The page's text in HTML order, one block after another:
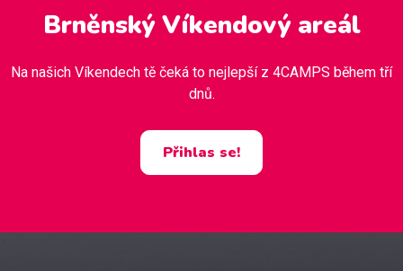
Brněnský Víkendový areál
Na našich Víkendech tě čeká to nejlepší z 4CAMPS během tří
dnů.
Přihlas se!